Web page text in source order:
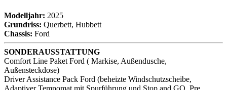
Modelljahr: 2025
Grundriss: Querbett, Hubbett
Chassis: Ford
SONDERAUSSTATTUNG
Comfort Line Paket Ford ( Markise, Außendusche,
Außensteckdose)
Driver Assistance Pack Ford (beheizte Windschutzscheibe,
Adaptiver Tempomat mit Spurführung und Stop and GO, Pre